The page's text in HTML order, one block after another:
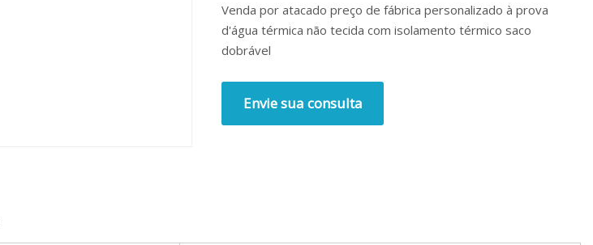
Venda por atacado preço de fábrica personalizado à prova
d'água térmica não tecida com isolamento térmico saco
dobrável
Envie sua consulta